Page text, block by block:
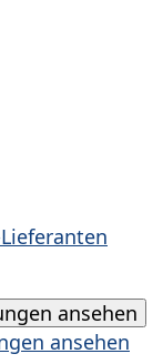
ansehen
ansehen